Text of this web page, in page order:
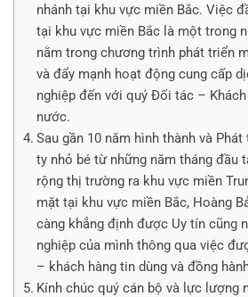
nhánh tại khu vực miền Bắc. Việc
tại khu vực miền Bắc là một trong
nằm trong chương trình phát triển
và đẩy mạnh hoạt động cung cấp
nghiệp đến với quý Đối tác –
nước.
Sau gần 10 năm hình thành và
ty nhỏ bé từ những năm tháng đầu
rộng thị trường ra khu vực miền
mặt tại khu vực miền Bắc, Hoàng
càng khẳng định được Uy tín cũng
nghiệp của mình thông qua việc
– khách hàng tin dùng và đồng
Kính chúc quý cán bộ và lực lượng